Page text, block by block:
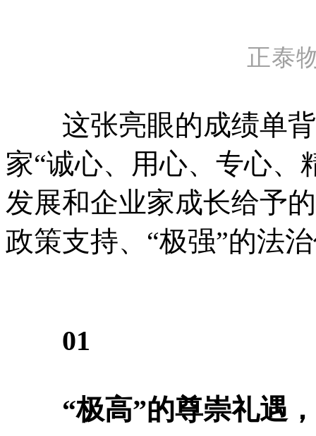
正泰
这张亮眼的成绩单背
家“诚心、用心、专心、
发展和企业家成长给予
政策支持、“极强”的法
01
“极高”的尊崇礼遇，